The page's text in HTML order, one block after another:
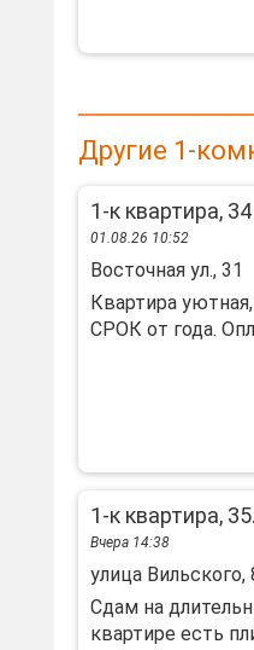
Другие 1-
1-к квартира,
01.08.26 10:52
Восточная ул., 31
Квартира
СРОК от года.
1-к квартира,
Вчера 14:38
улица Вильского,
Сдам на
квартире есть